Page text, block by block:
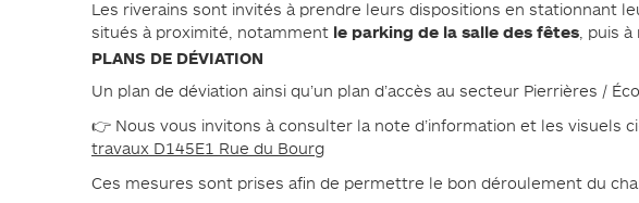
Les riverains sont invités à prendre leurs dispositions en stationnant
situés à proximité, notamment le parking de la salle des fêtes , puis
PLANS DE DÉVIATION
Un plan de déviation ainsi qu’un plan d’accès au secteur Pierrières /
👉 Nous vous invitons à consulter la note d’information et les visuels
travaux D145E1 Rue du Bourg
Ces mesures sont prises afin de permettre le bon déroulement du